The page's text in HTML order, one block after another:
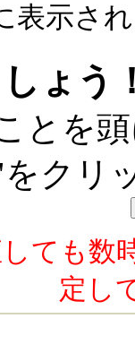
表示さ
ょう
とを
クリ
ても数
定し